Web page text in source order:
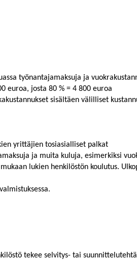
työnantajamaksuja ja
euroa, josta 80 % = 4 800 euroa
sisältäen välilliset
yrittäjien tosiasialliset palkat
ja muita kuluja, esimerkiksi
lukien henkilöstön koulutus.
tekee selvitys- tai